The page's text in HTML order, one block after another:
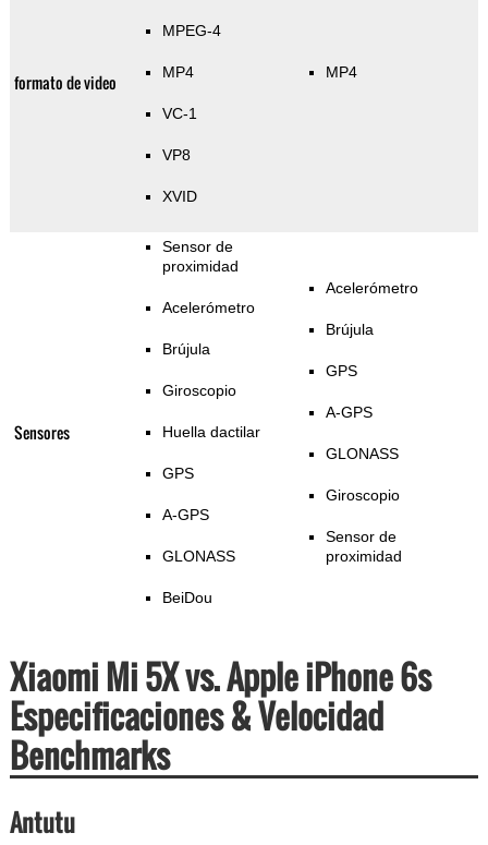
formato de video
MPEG-4
MP4
VC-1
VP8
XVID
MP4
Sensores
Sensor de
proximidad
Acelerómetro
Brújula
Giroscopio
Huella dactilar
GPS
A-GPS
GLONASS
BeiDou
Acelerómetro
Brújula
GPS
A-GPS
GLONASS
Giroscopio
Sensor de
proximidad
Xiaomi Mi 5X vs. Apple iPhone 6s
Especificaciones & Velocidad
Benchmarks
Antutu